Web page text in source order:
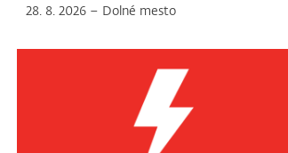
28. 8. 2026 – Dolné mesto